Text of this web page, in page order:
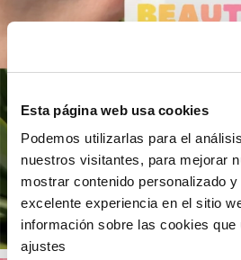
Esta página web usa cookies
Podemos utilizarlas para el
nuestros visitantes, para mejorar
mostrar contenido personalizado
excelente experiencia en el sitio
información sobre las cookies
ajustes
PrimaPrix Espace Saint
Fermé maintenant
PrimaPrix Guy Moquet
65 Rue Guy Môquet
Fermé maintenant
Aller à la boutique